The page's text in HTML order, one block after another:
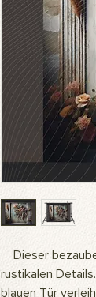
Dieser
rustikalen
blauen Tür